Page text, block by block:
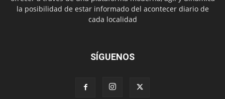
la posibilidad de estar informado del acontecer diario de
cada localidad
SÍGUENOS